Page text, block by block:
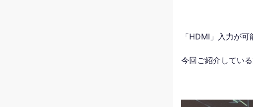
「HDMI」入力が
今回ご紹介してい